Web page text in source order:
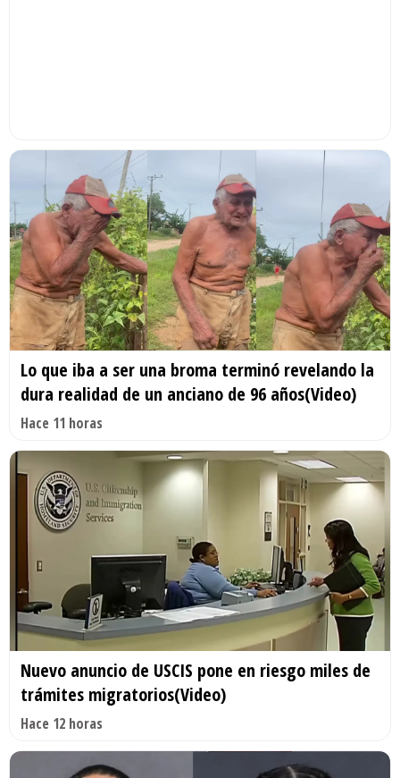
Lo que iba a ser una broma terminó revelando la
dura realidad de un anciano de 96 años(Video)
Hace 11 horas
Nuevo anuncio de USCIS pone en riesgo miles de
trámites migratorios(Video)
Hace 12 horas